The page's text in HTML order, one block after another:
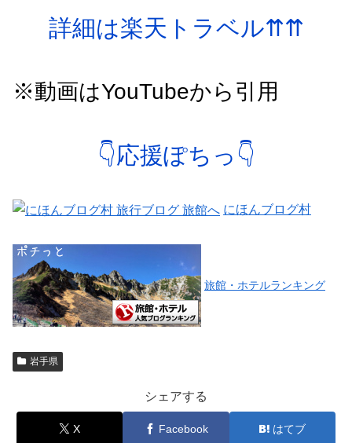
詳細は楽天トラベル⇈⇈
※動画はYouTubeから引用
👇応援ぽちっ👇
にほんブログ村
旅館・ホテルランキング
岩手県
シェアする
X Facebook はてブ